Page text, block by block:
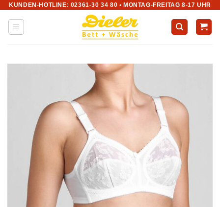
Zum
Inhalt
springen
KUNDEN-HOTLINE: 02361-30 34 80 • MONTAG-FREITAG 8-17 UHR